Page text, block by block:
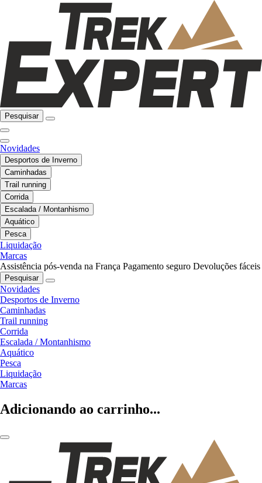
Pesquisar
Novidades
Desportos de Inverno
Caminhadas
Trail running
Corrida
Escalada / Montanhismo
Aquático
Pesca
Liquidação
Marcas
Assistência pós-venda na França Pagamento seguro Devoluções fáceis
Pesquisar
Novidades
Desportos de Inverno
Caminhadas
Trail running
Corrida
Escalada / Montanhismo
Aquático
Pesca
Liquidação
Marcas
Adicionando ao carrinho...